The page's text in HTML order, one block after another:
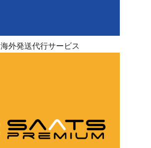
海外発送代行サービス